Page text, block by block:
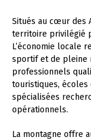
Situés au cœur des
territoire privilégié
L’économie locale
sportif et de pleine
professionnels
touristiques,
spécialisées
opérationnels.
La montagne offre